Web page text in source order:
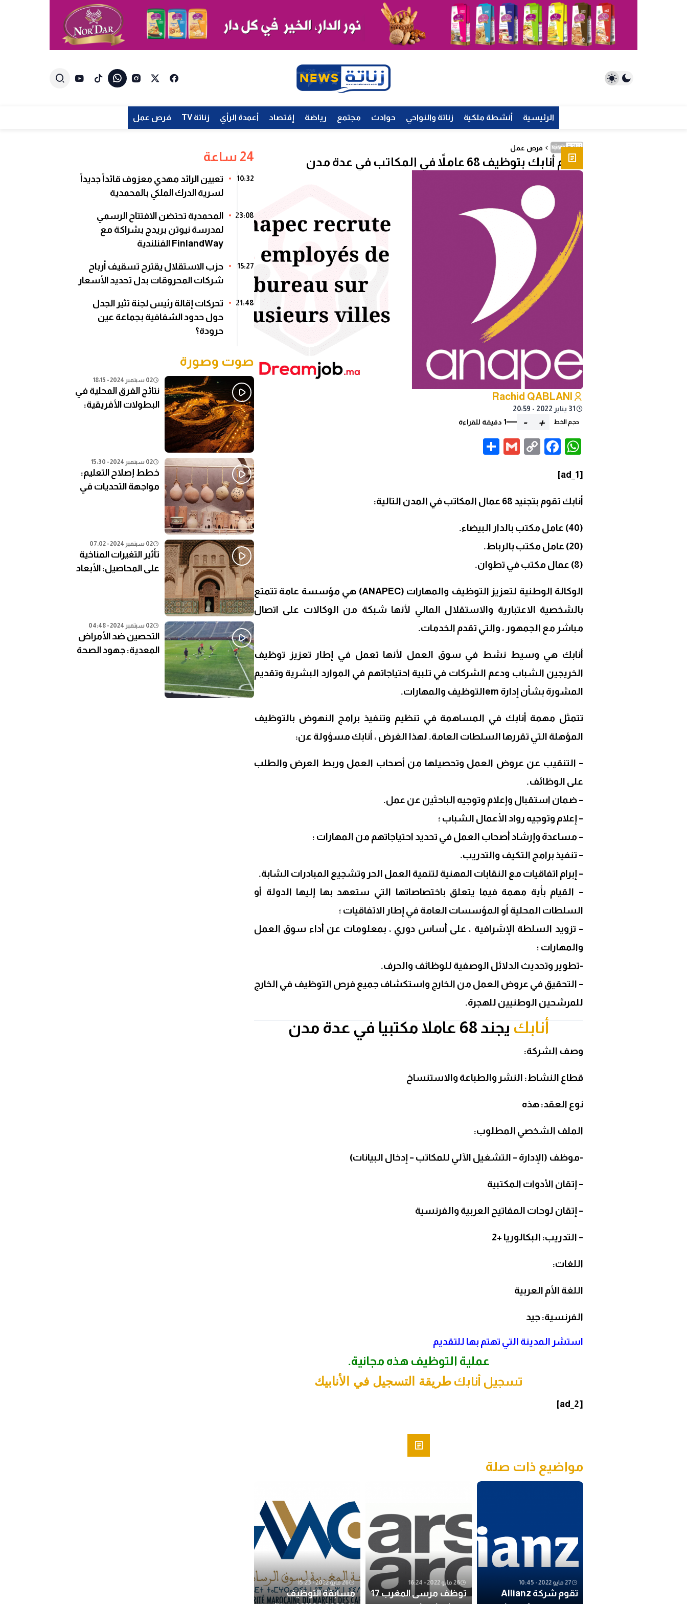
الرئيسية أنشطة ملكية زناتة والنواحي حوادث مجتمع رياضة إقتصاد أعمدة الرأي زناتة TV فرص عمل
فرص عمل
تقوم أنابك بتوظيف 68 عاملاً في المكاتب في عدة مدن
Rachid QABLANI
31 يناير 2022 - 20:59
حجم الخط +
- 1 دقيقة للقراءة
WhatsApp
Facebook
Copy
Gmail
[ad_1]
أنابك تقوم بتجنيد 68 عمال المكاتب في المدن التالية:
(40) عامل مكتب بالدار البيضاء.
(20) عامل مكتب بالرباط.
(8) عمال مكتب في تطوان.
الوكالة الوطنية لتعزيز التوظيف والمهارات (ANAPEC) هي مؤسسة عامة تتمتع
بالشخصية الاعتبارية والاستقلال المالي لأنها شبكة من الوكالات على اتصال
مباشر مع الجمهور ، والتي تقدم الخدمات.
أنابك هي وسيط نشط في سوق العمل لأنها تعمل في إطار تعزيز توظيف
الخريجين الشباب ودعم الشركات في تلبية احتياجاتهم في الموارد البشرية وتقديم
المشورة بشأن إدارة em
التوظيف والمهارات.
تتمثل مهمة أنابك في المساهمة في تنظيم وتنفيذ برامج النهوض بالتوظيف
المؤهلة التي تقررها السلطات العامة. لهذا الغرض ، أنابك مسؤولة عن:
– التنقيب عن عروض العمل وتحصيلها من أصحاب العمل وربط العرض والطلب
على الوظائف.
– ضمان استقبال وإعلام وتوجيه الباحثين عن عمل.
– إعلام وتوجيه رواد الأعمال الشباب ؛
– مساعدة وإرشاد أصحاب العمل في تحديد احتياجاتهم من المهارات ؛
– تنفيذ برامج التكيف والتدريب.
– إبرام اتفاقيات مع النقابات المهنية لتنمية العمل الحر وتشجيع المبادرات الشابة.
– القيام بأية مهمة فيما يتعلق باختصاصاتها التي ستعهد بها إليها الدولة أو
السلطات المحلية أو المؤسسات العامة في إطار الاتفاقيات ؛
– تزويد السلطة الإشرافية ، على أساس دوري ، بمعلومات عن أداء سوق العمل
والمهارات ؛
-تطوير وتحديث الدلائل الوصفية للوظائف والحرف.
– التحقيق في عروض العمل من الخارج واستكشاف جميع فرص التوظيف في الخارج
للمرشحين الوطنيين للهجرة.
أنابك يجند 68 عاملا مكتبيا في عدة مدن
وصف الشركة:
قطاع النشاط: النشر والطباعة والاستنساخ
نوع العقد:هذه
الملف الشخصي المطلوب:
-موظف (الإدارة – التشغيل الآلي للمكاتب – إدخال البيانات)
– إتقان الأدوات المكتبية
– إتقان لوحات المفاتيح العربية والفرنسية
– التدريب: البكالوريا +2
اللغات:
اللغة الأم العربية
الفرنسية: جيد
استشر المدينة التي تهتم بها للتقديم
عملية التوظيف هذه مجانية.
تسجيل أنابك طريقة التسجيل في الأنابيك
[ad_2]
مواضيع ذات صلة
27 مايو 2022 - 10:45
تقوم شركة Allianz
26 مايو 2022 - 16:24
توظف مرسى المغرب 17
26 مايو 2022 - 15:23
مسابقة التوظيف
24 ساعة
10:32
تعيين الرائد مهدي معزوف قائداً جديداً
لسرية الدرك الملكي بالمحمدية
23:08
المحمدية تحتضن الافتتاح الرسمي
لمدرسة نيوتن بريدج بشراكة مع
FinlandWay الفنلندية
15:27
حزب الاستقلال يقترح تسقيف أرباح
شركات المحروقات بدل تحديد الأسعار
21:48
تحركات إقالة رئيس لجنة تثير الجدل
حول حدود الشفافية بجماعة عين
حرودة؟
صوت وصورة
02 سبتمبر 2024 - 18:15
نتائج الفرق المحلية في
البطولات الأفريقية:
02 سبتمبر 2024 - 15:30
خطط إصلاح التعليم:
مواجهة التحديات في
02 سبتمبر 2024 - 07:02
تأثير التغيرات المناخية
على المحاصيل: الأبعاد
02 سبتمبر 2024 - 04:48
التحصين ضد الأمراض
المعدية: جهود الصحة